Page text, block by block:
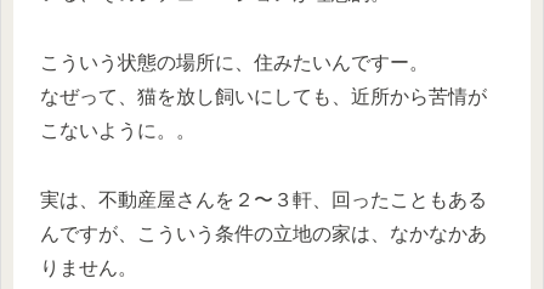
こういう状態の場所に、住みたいんですー。
なぜって、猫を放し飼いにしても、近所から苦情が
こないように。。
実は、不動産屋さんを２〜３軒、回ったこともある
んですが、こういう条件の立地の家は、なかなかあ
りません。